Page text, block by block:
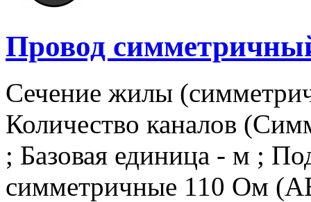
Провод
Сечение жилы
Количество каналов
; Базовая единица - м ;
симметричные 110 Ом